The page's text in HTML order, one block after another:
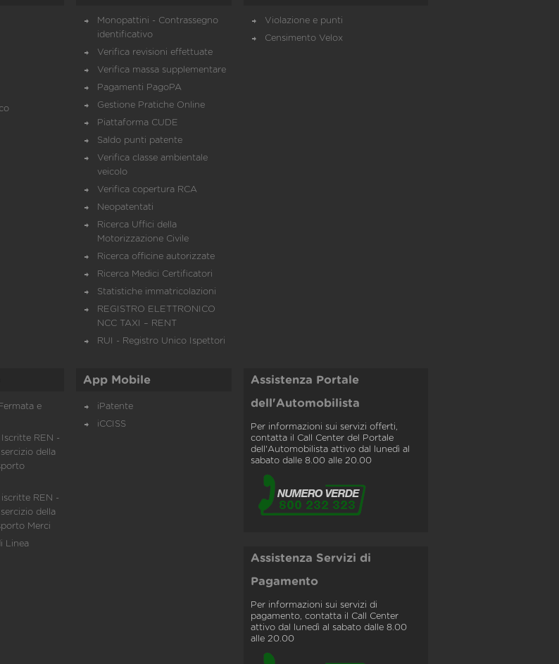
Monopattini - Contrassegno
identificativo
Verifica revisioni effettuate
Verifica massa supplementare
Pagamenti PagoPA
Gestione Pratiche Online
Piattaforma CUDE
Saldo punti patente
Verifica classe ambientale
veicolo
Verifica copertura RCA
Neopatentati
Ricerca Uffici della
Motorizzazione Civile
Ricerca officine autorizzate
Ricerca Medici Certificatori
Statistiche immatricolazioni
REGISTRO ELETTRONICO
NCC TAXI – RENT
RUI - Registro Unico Ispettori
Violazione e punti
Censimento Velox
e
Iscritte REN -
della
iscritte REN -
della
Merci
Linea
App Mobile
iPatente
iCCISS
Assistenza Portale
dell'Automobilista
Per informazioni sui servizi offerti,
contatta il Call Center del Portale
dell'Automobilista attivo dal lunedì al
sabato dalle 8.00 alle 20.00
Assistenza Servizi di
Pagamento
Per informazioni sui servizi di
pagamento, contatta il Call Center
attivo dal lunedì al sabato dalle 8.00
alle 20.00